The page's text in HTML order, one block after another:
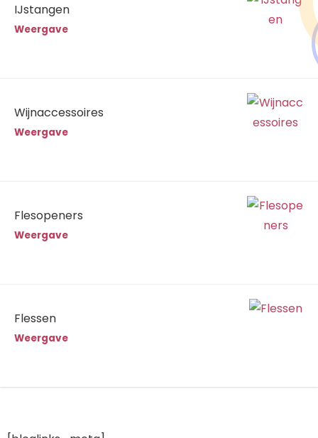
IJstangen
Weergave
Wijnaccessoires
Weergave
Flesopeners
Weergave
Flessen
Weergave